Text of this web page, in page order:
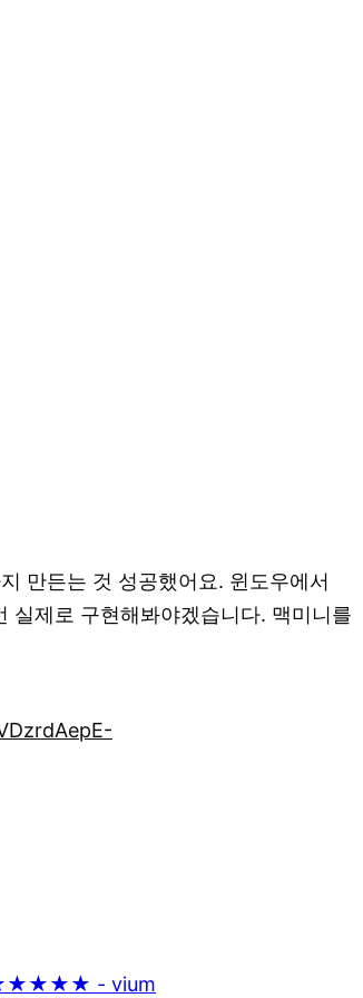
만든는 것 성공했어요. 윈도우에서
실제로 구현해봐야겠습니다. 맥미니를
] ★★★★★ - vium